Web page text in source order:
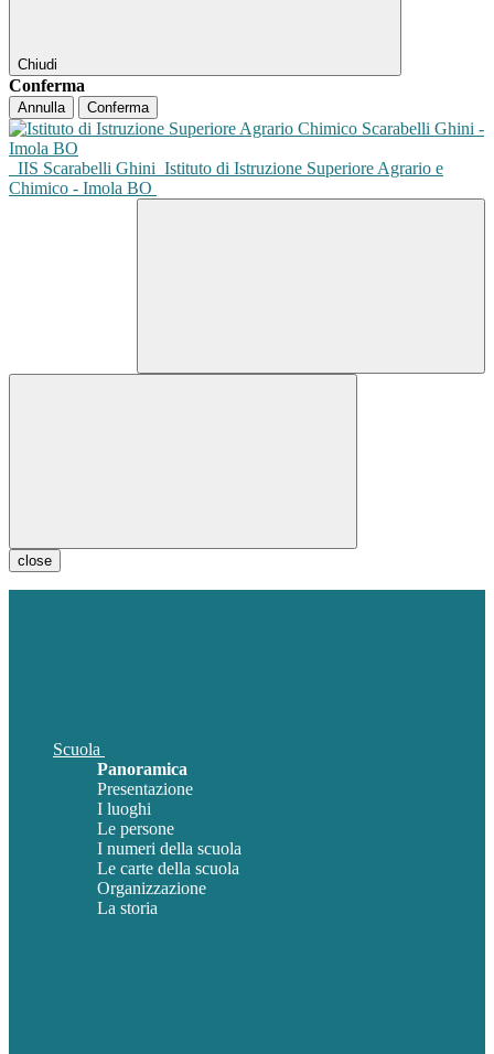
Chiudi
Conferma
Annulla Conferma
IIS Scarabelli Ghini Istituto di Istruzione Superiore Agrario e
Chimico - Imola BO
close
Scuola
Panoramica
Presentazione
I luoghi
Le persone
I numeri della scuola
Le carte della scuola
Organizzazione
La storia